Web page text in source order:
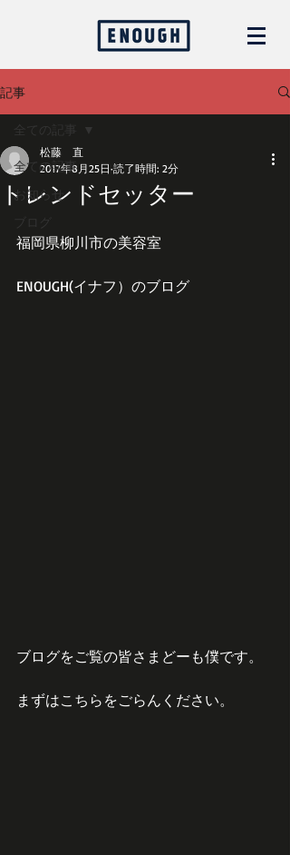
記事
全ての記事
お知らせ
ブログ
全ての記事
トレンドセッター
松藤 直
2017年8月25日 読了時間: 2分
福岡県柳川市の美容室
ENOUGH(イナフ）のブログ
ブログをご覧の皆さまどーも僕です。
まずはこちらをごらんください。